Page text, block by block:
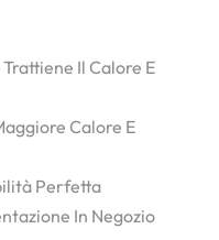
Il Calore E
Calore E
Perfetta
In Negozio